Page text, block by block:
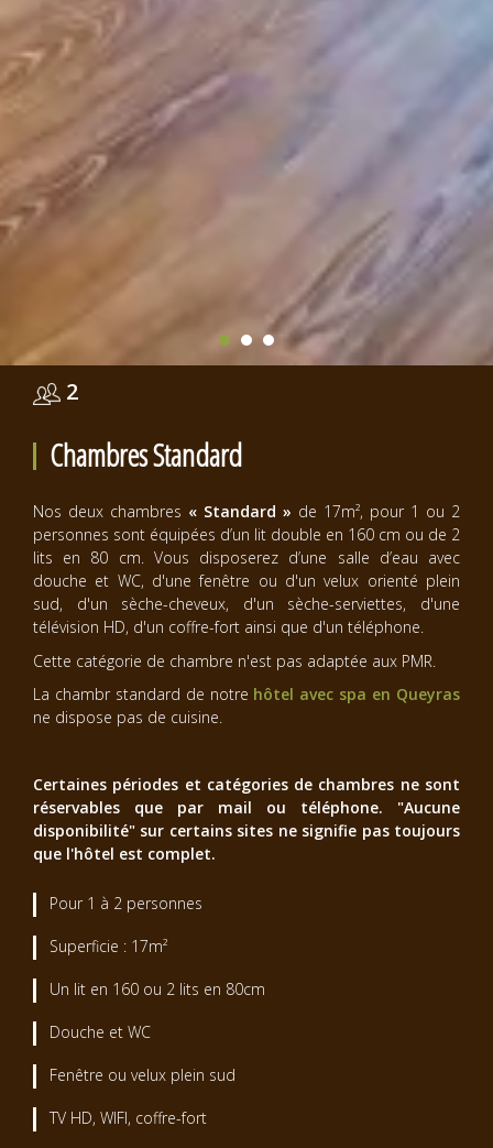
Chambres Standard
2
Nos deux chambres « Standard » de 17m², pour 1 ou 2
personnes sont équipées d’un lit double en 160 cm ou de 2
lits en 80 cm. Vous disposerez d’une salle d’eau avec
douche et WC, d'une fenêtre ou d'un velux orienté plein
sud, d'un sèche-cheveux, d'un sèche-serviettes, d'une
télévision HD, d'un coffre-fort ainsi que d'un téléphone.
Cette catégorie de chambre n'est pas adaptée aux PMR.
La chambr standard de notre hôtel avec spa en Queyras
ne dispose pas de cuisine.
Certaines périodes et catégories de chambres ne sont
réservables que par mail ou téléphone. "Aucune
disponibilité" sur certains sites ne signifie pas toujours
que l'hôtel est complet.
Pour 1 à 2 personnes
Superficie : 17m²
Un lit en 160 ou 2 lits en 80cm
Douche et WC
Fenêtre ou velux plein sud
TV HD, WIFI, coffre-fort